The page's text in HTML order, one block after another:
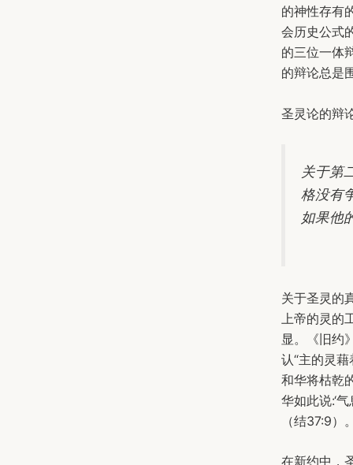
的神性存有
会历史公式
的三位一体
的辩论总是
圣灵论的辩
关于第
格没有
如果他
关于圣灵的
上帝的灵的
显。《旧约
认“主的灵
和华将枯乾
华如此说:‘
（结37:9
在新约中，